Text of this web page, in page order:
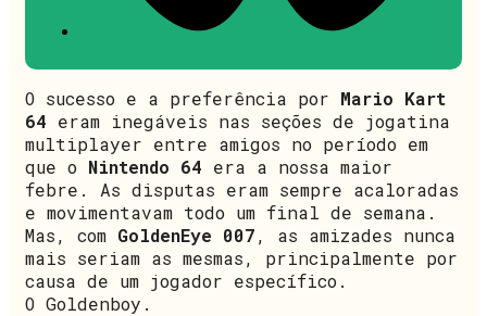
O sucesso e a preferência por Mario Kart
64 eram inegáveis nas seções de jogatina
multiplayer entre amigos no período em
que o Nintendo 64 era a nossa maior
febre. As disputas eram sempre acaloradas
e movimentavam todo um final de semana.
Mas, com GoldenEye 007, as amizades nunca
mais seriam as mesmas, principalmente por
causa de um jogador específico.
O Goldenboy.